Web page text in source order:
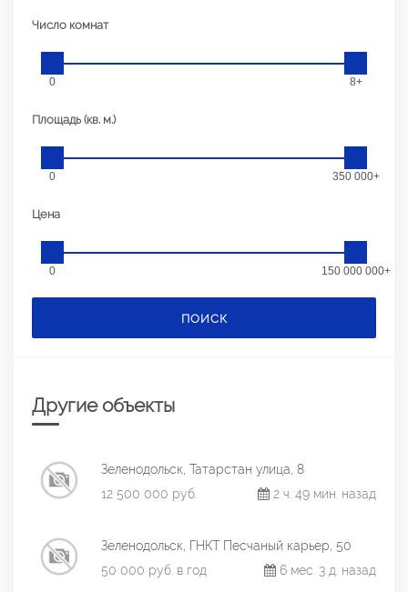
Число комнат
0 8+
Площадь (кв. м.)
0 350 000+
Цена
0 150 000 000+
ПОИСК
Другие объекты
Зеленодольск, Татарстан улица, 8
12 500 000 руб.
2 ч. 49 мин. назад
Зеленодольск, ГНКТ Песчаный карьер, 50
50 000 руб. в год
6 мес. 3 д. назад